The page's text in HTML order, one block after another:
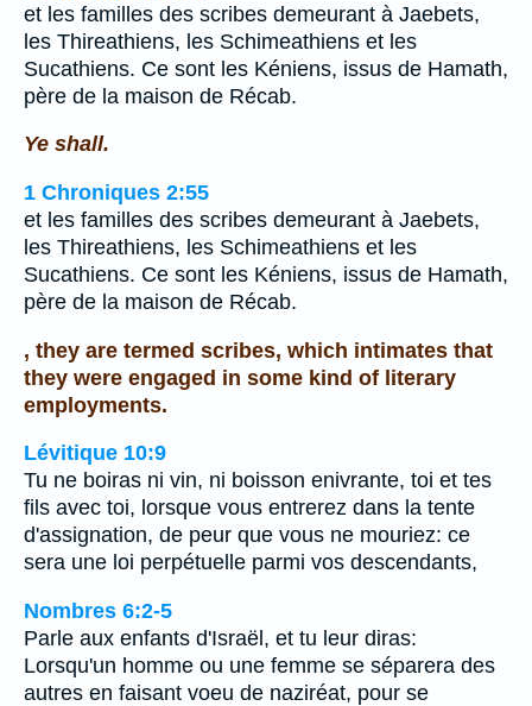
et les familles des scribes demeurant à Jaebets,
les Thireathiens, les Schimeathiens et les
Sucathiens. Ce sont les Kéniens, issus de Hamath,
père de la maison de Récab.
Ye shall.
1 Chroniques 2:55
et les familles des scribes demeurant à Jaebets,
les Thireathiens, les Schimeathiens et les
Sucathiens. Ce sont les Kéniens, issus de Hamath,
père de la maison de Récab.
, they are termed scribes, which intimates that
they were engaged in some kind of literary
employments.
Lévitique 10:9
Tu ne boiras ni vin, ni boisson enivrante, toi et tes
fils avec toi, lorsque vous entrerez dans la tente
d'assignation, de peur que vous ne mouriez: ce
sera une loi perpétuelle parmi vos descendants,
Nombres 6:2-5
Parle aux enfants d'Israël, et tu leur diras:
Lorsqu'un homme ou une femme se séparera des
autres en faisant voeu de naziréat, pour se